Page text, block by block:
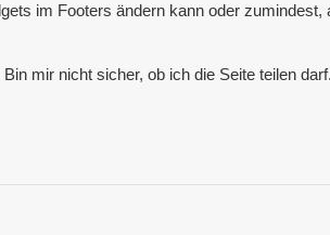
im Footers ändern kann oder
mir nicht sicher, ob ich die Seite teilen